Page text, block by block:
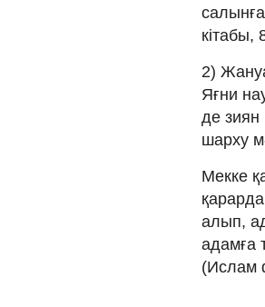
кітабы,
2)
Яғни
де зиян
шарху
Мекке
алып,
адамға
(Ислам